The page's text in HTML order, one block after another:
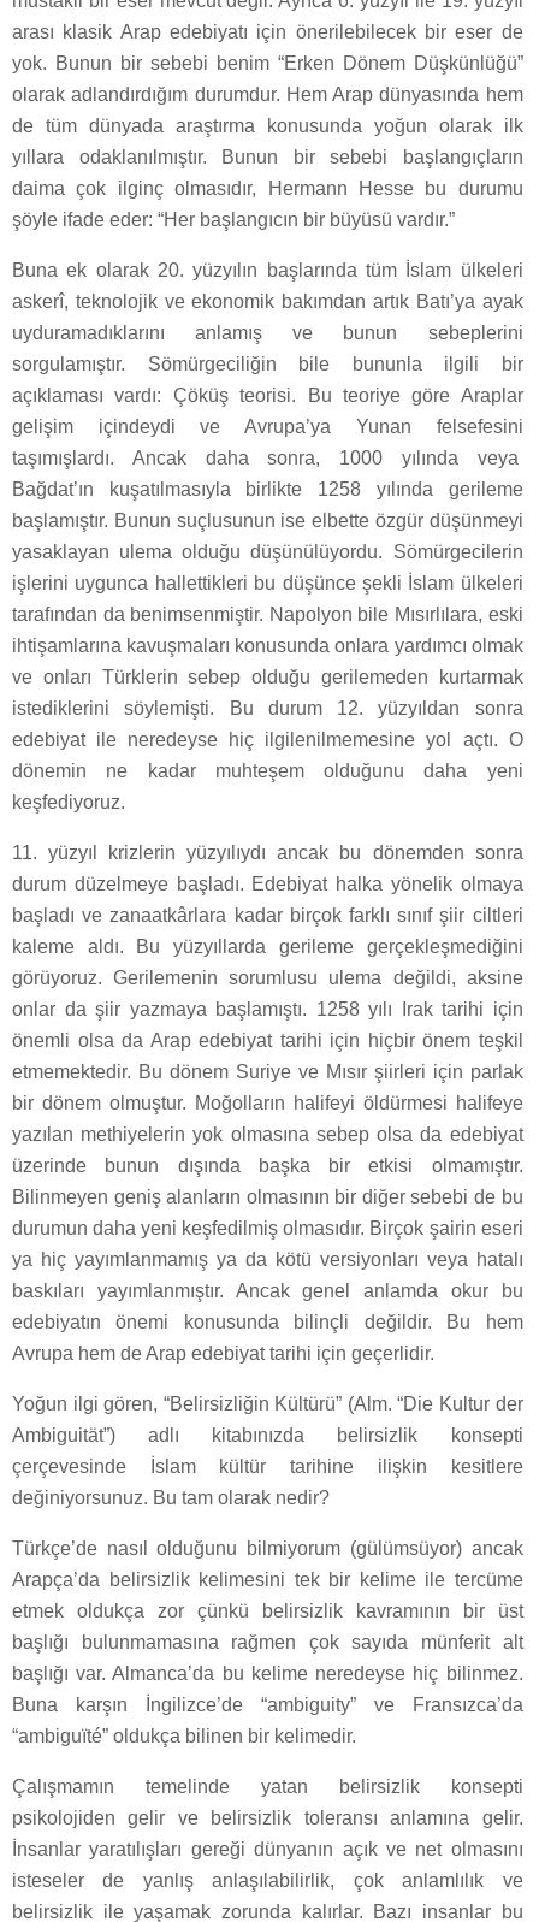
arası klasik Arap edebiyatı için önerilebilecek bir eser de
yok. Bunun bir sebebi benim “Erken Dönem Düşkünlüğü”
olarak adlandırdığım durumdur. Hem Arap dünyasında hem
de tüm dünyada araştırma konusunda yoğun olarak ilk
yıllara odaklanılmıştır. Bunun bir sebebi başlangıçların
daima çok ilginç olmasıdır, Hermann Hesse bu durumu
şöyle ifade eder: “Her başlangıcın bir büyüsü vardır.”
Buna ek olarak 20. yüzyılın başlarında tüm İslam ülkeleri
askerî, teknolojik ve ekonomik bakımdan artık Batı’ya ayak
uyduramadıklarını anlamış ve bunun sebeplerini
sorgulamıştır. Sömürgeciliğin bile bununla ilgili bir
açıklaması vardı: Çöküş teorisi. Bu teoriye göre Araplar
gelişim içindeydi ve Avrupa’ya Yunan felsefesini
taşımışlardı. Ancak daha sonra, 1000 yılında veya
Bağdat’ın kuşatılmasıyla birlikte 1258 yılında gerileme
başlamıştır. Bunun suçlusunun ise elbette özgür düşünmeyi
yasaklayan ulema olduğu düşünülüyordu. Sömürgecilerin
işlerini uygunca hallettikleri bu düşünce şekli İslam ülkeleri
tarafından da benimsenmiştir. Napolyon bile Mısırlılara, eski
ihtişamlarına kavuşmaları konusunda onlara yardımcı olmak
ve onları Türklerin sebep olduğu gerilemeden kurtarmak
istediklerini söylemişti. Bu durum 12. yüzyıldan sonra
edebiyat ile neredeyse hiç ilgilenilmemesine yol açtı. O
dönemin ne kadar muhteşem olduğunu daha yeni
keşfediyoruz.
11. yüzyıl krizlerin yüzyılıydı ancak bu dönemden sonra
durum düzelmeye başladı. Edebiyat halka yönelik olmaya
başladı ve zanaatkârlara kadar birçok farklı sınıf şiir ciltleri
kaleme aldı. Bu yüzyıllarda gerileme gerçekleşmediğini
görüyoruz. Gerilemenin sorumlusu ulema değildi, aksine
onlar da şiir yazmaya başlamıştı. 1258 yılı Irak tarihi için
önemli olsa da Arap edebiyat tarihi için hiçbir önem teşkil
etmemektedir. Bu dönem Suriye ve Mısır şiirleri için parlak
bir dönem olmuştur. Moğolların halifeyi öldürmesi halifeye
yazılan methiyelerin yok olmasına sebep olsa da edebiyat
üzerinde bunun dışında başka bir etkisi olmamıştır.
Bilinmeyen geniş alanların olmasının bir diğer sebebi de bu
durumun daha yeni keşfedilmiş olmasıdır. Birçok şairin eseri
ya hiç yayımlanmamış ya da kötü versiyonları veya hatalı
baskıları yayımlanmıştır. Ancak genel anlamda okur bu
edebiyatın önemi konusunda bilinçli değildir. Bu hem
Avrupa hem de Arap edebiyat tarihi için geçerlidir.
Yoğun ilgi gören, “Belirsizliğin Kültürü” (Alm. “Die Kultur der
Ambiguität”) adlı kitabınızda belirsizlik konsepti
çerçevesinde İslam kültür tarihine ilişkin kesitlere
değiniyorsunuz. Bu tam olarak nedir?
Türkçe’de nasıl olduğunu bilmiyorum (gülümsüyor) ancak
Arapça’da belirsizlik kelimesini tek bir kelime ile tercüme
etmek oldukça zor çünkü belirsizlik kavramının bir üst
başlığı bulunmamasına rağmen çok sayıda münferit alt
başlığı var. Almanca’da bu kelime neredeyse hiç bilinmez.
Buna karşın İngilizce’de “ambiguity” ve Fransızca’da
“ambiguïté” oldukça bilinen bir kelimedir.
Çalışmamın temelinde yatan belirsizlik konsepti
psikolojiden gelir ve belirsizlik toleransı anlamına gelir.
İnsanlar yaratılışları gereği dünyanın açık ve net olmasını
isteseler de yanlış anlaşılabilirlik, çok anlamlılık ve
belirsizlik ile yaşamak zorunda kalırlar. Bazı insanlar bu